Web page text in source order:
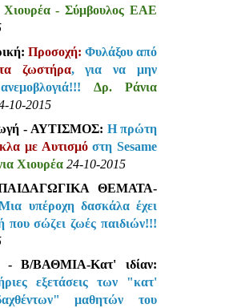
Χιουρέα - Σύμβουλος ΕΑΕ
Προσοχή: Φυλάξου από
ζωστήρα, για να μην
Δρ.
Ράνια
10-2015
- ΑΥΤΙΣΜΟΣ: Η πρώτη
με Αυτισμόστη Sesame
Χιουρέα 24-10-2015
ΘΕΜΑΤΑ-
υπέροχη δασκάλα έχει
που σώζει ζωές παιδιών!!!
- Β/ΒΑΘΜΙΑ-Κατ' ιδίαν:
εξετάσεις των "κατ'
μαθητών του